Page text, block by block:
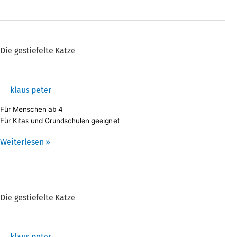
Die gestiefelte Katze
klaus peter
Für Menschen ab 4
Für Kitas und Grundschulen geeignet
Katze
Weiterlesen »
Die gestiefelte Katze
Katze